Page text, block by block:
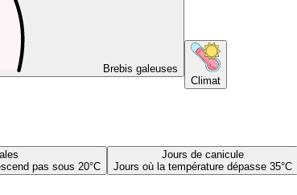
Brebis galeuses
Climat
pas sous 20°C
Jours de canicule
Jours où la température dépasse 35°C